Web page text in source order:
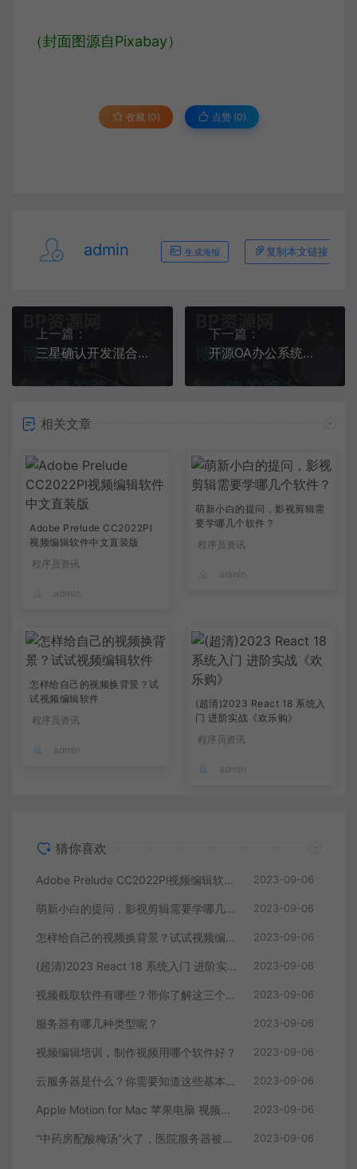
（封面图源自Pixabay）
收藏 (0) 点赞 (0)
admin 生成海报 复制本文链接
上一篇：
三星确认开发混合现实头显 联手谷歌、微软抗衡苹果斗罗大陆：小舞美如画，成神后化身蝴蝶仙子，神秘而美丽的形象
下一篇：
开源OA办公系统移动端：提升办公效率的新趋势
相关文章
Adobe Prelude CC2022Pl
视频编辑软件中文直装版
程序员资讯
admin
萌新小白的提问，影视剪辑需
要学哪几个软件？
程序员资讯
admin
怎样给自己的视频换背景？试
试视频编辑软件
程序员资讯
admin
(超清)2023 React 18 系统入
门 进阶实战《欢乐购》
程序员资讯
admin
猜你喜欢
Adobe Prelude CC2022Pl视频编辑软件中文直装版 2023-09-06
萌新小白的提问，影视剪辑需要学哪几个软件？ 2023-09-06
怎样给自己的视频换背景？试试视频编辑软件 2023-09-06
(超清)2023 React 18 系统入门 进阶实战《欢乐购》 2023-09-06
视频截取软件有哪些？带你了解这三个视频编辑软件 2023-09-06
服务器有哪几种类型呢？ 2023-09-06
视频编辑培训，制作视频用哪个软件好？ 2023-09-06
云服务器是什么？你需要知道这些基本知识 2023-09-06
Apple Motion for Mac 苹果电脑 视频编辑软件 2023-09-06
“中药房配酸梅汤”火了，医院服务器被挤爆，网友：更适合中国宝宝体质 2023-09-06